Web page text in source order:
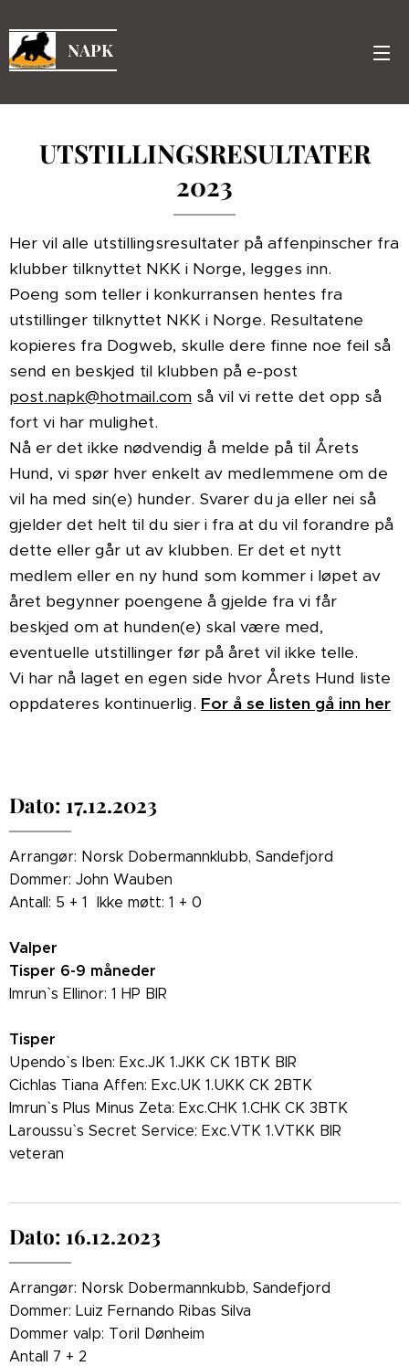
NAPK
UTSTILLINGSRESULTATER
2023
Her vil alle utstillingsresultater på affenpinscher fra
klubber tilknyttet NKK i Norge, legges inn.
Poeng som teller i konkurransen hentes fra
utstillinger tilknyttet NKK i Norge. Resultatene
kopieres fra Dogweb, skulle dere finne noe feil så
send en beskjed til klubben på e-post
post.napk@hotmail.com så vil vi rette det opp så
fort vi har mulighet.
Nå er det ikke nødvendig å melde på til Årets
Hund, vi spør hver enkelt av medlemmene om de
vil ha med sin(e) hunder. Svarer du ja eller nei så
gjelder det helt til du sier i fra at du vil forandre på
dette eller går ut av klubben. Er det et nytt
medlem eller en ny hund som kommer i løpet av
året begynner poengene å gjelde fra vi får
beskjed om at hunden(e) skal være med,
eventuelle utstillinger før på året vil ikke telle.
Vi har nå laget en egen side hvor Årets Hund liste
oppdateres kontinuerlig. For å se listen gå inn her
Dato: 17.12.2023
Arrangør: Norsk Dobermannklubb, Sandefjord
Dommer: John Wauben
Antall: 5 + 1 Ikke møtt: 1 + 0
Valper
Tisper 6-9 måneder
Imrun` s Ellinor: 1 HP BIR
Tisper
Upendo` s Iben: Exc.JK 1.JKK CK 1BTK BIR
Cichlas Tiana Affen: Exc.UK 1.UKK CK 2BTK
Imrun` s Plus Minus Zeta: Exc.CHK 1.CHK CK 3BTK
Laroussu` s Secret Service: Exc.VTK 1.VTKK BIR
veteran
Dato: 16.12.2023
Arrangør: Norsk Dobermannkubb, Sandefjord
Dommer: Luiz Fernando Ribas Silva
Dommer valp: Toril Dønheim
Antall 7 + 2